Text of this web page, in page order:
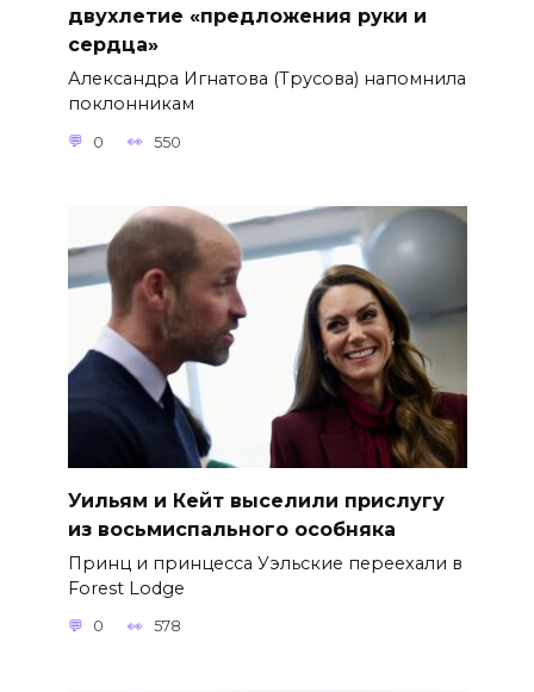
двухлетие «предложения руки и
сердца»
Александра Игнатова (Трусова) напомнила
поклонникам
0 550
Уильям и Кейт выселили прислугу
из восьмиспального особняка
Принц и принцесса Уэльские переехали в
Forest Lodge
0 578